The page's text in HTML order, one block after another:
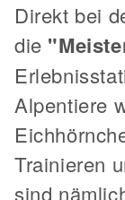
Direkt bei
die
Alpentiere
Trainieren
sind